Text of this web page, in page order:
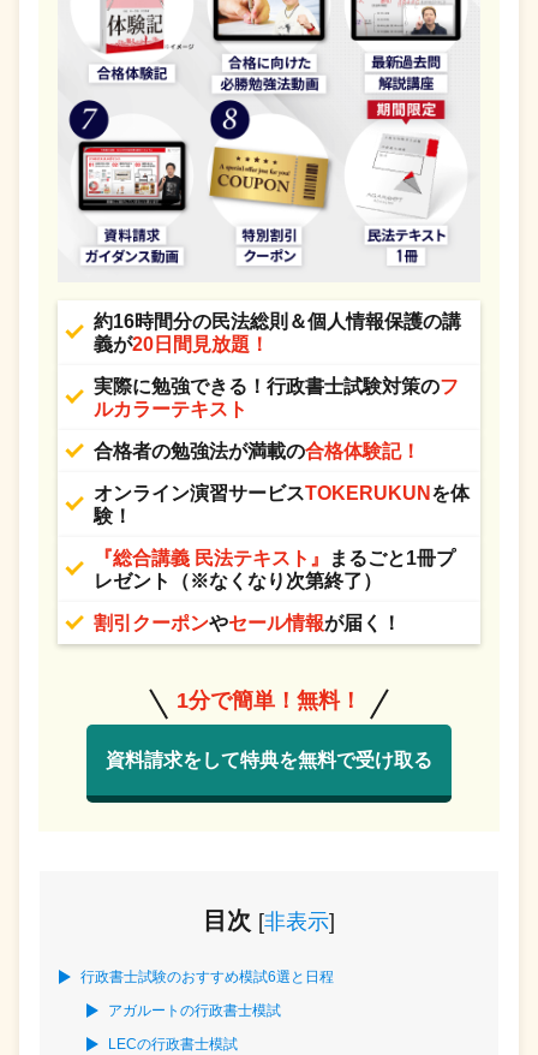
約16時間分の民法総則＆個人情報保護の講
義が20日間見放題！
実際に勉強できる！行政書士試験対策のフ
ルカラーテキスト
合格者の勉強法が満載の合格体験記！
オンライン演習サービスTOKERUKUN を体
験！
『総合講義 民法テキスト』
まるごと1冊プ
レゼント（※なくなり次第終了）
割引クーポンやセール情報が届く！
1分で簡単！無料！
資料請求をして特典を無料で受け取る
目次 [非表示]
行政書士試験のおすすめ模試6選と日程
アガルートの行政書士模試
LECの行政書士模試